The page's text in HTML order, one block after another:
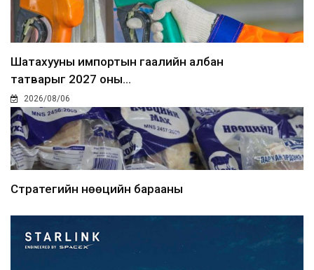
Шатахууны импортын гаалийн албан
татварыг 2027 оны...
2026/08/06
Стратегийн нөөцийн барааны